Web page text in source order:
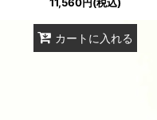
カートに入れる